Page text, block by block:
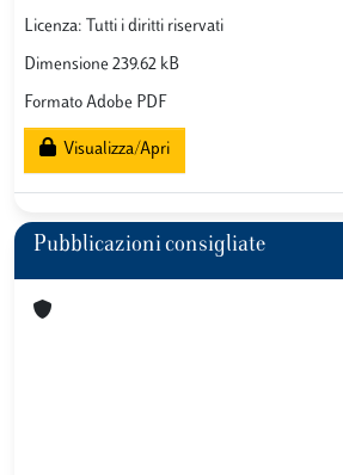
Licenza: Tutti i diritti riservati
Dimensione 239.62 kB
Formato Adobe PDF
Visualizza/Apri
Pubblicazioni consigliate